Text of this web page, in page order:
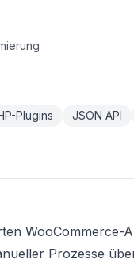
Plugins JSON API
WooCommerce-
Prozesse